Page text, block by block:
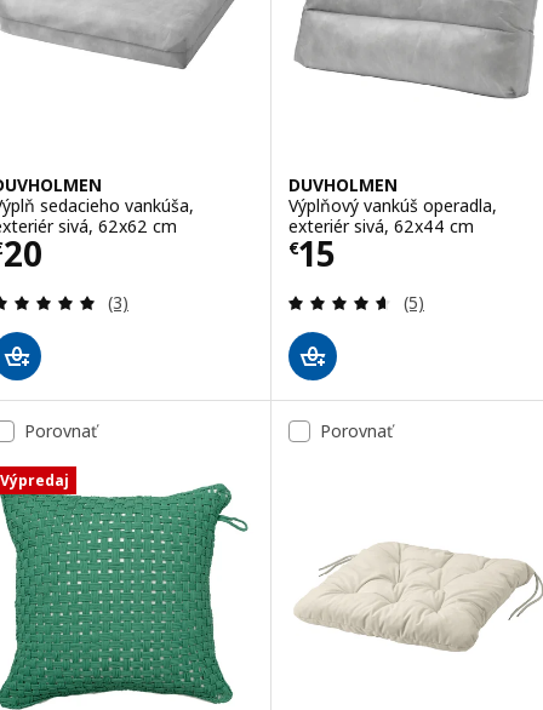
sedacieho vankúša,
sivá, 62x62 cm
20 € 20
Prehľad: 5 z 5 hviezdy. Celkové hodnotenie:
(3)
DUVHOLMEN
Výplňový vankúš operadla,
exteriér sivá, 62x44 cm
€15
Cena € 15
Prehľad: 4.6 z
(5)
Porovnať
Výpredaj
Porovnať